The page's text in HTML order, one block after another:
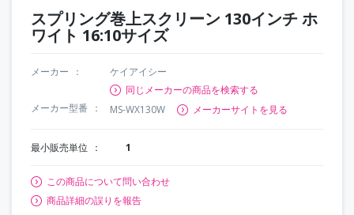
スプリング巻上スクリーン 130インチ ホ
ワイト 16:10サイズ
メーカー
ケイアイシー
同じメーカーの商品を検索する
メーカー型番
MS-WX130W メーカーサイトを見る
最小販売単位 1
この商品について問い合わせ
商品詳細の誤りを報告